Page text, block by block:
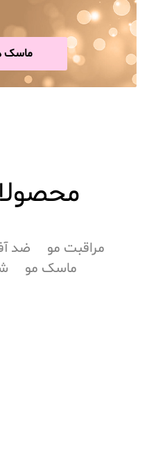
ماسک
ضد
مراقبت مو
ماسک مو